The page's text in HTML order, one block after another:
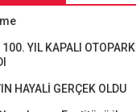
100. YIL KAPALI OTOPARKI
HAYALİ GERÇEK OLDU